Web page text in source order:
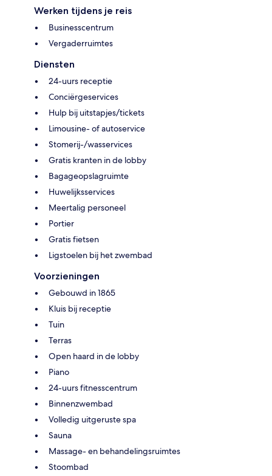
Werken tijdens je reis
Businesscentrum
Vergaderruimtes
Diensten
24-uurs receptie
Conciërgeservices
Hulp bij uitstapjes/tickets
Limousine- of autoservice
Stomerij-/wasservices
Gratis kranten in de lobby
Bagageopslagruimte
Huwelijksservices
Meertalig personeel
Portier
Gratis fietsen
Ligstoelen bij het zwembad
Voorzieningen
Gebouwd in 1865
Kluis bij receptie
Tuin
Terras
Open haard in de lobby
Piano
24-uurs fitnesscentrum
Binnenzwembad
Volledig uitgeruste spa
Sauna
Massage- en behandelingsruimtes
Stoombad